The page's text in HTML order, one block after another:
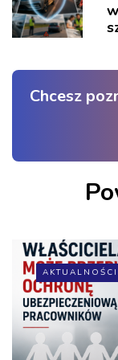
Chcesz
AKTUALNOŚCI